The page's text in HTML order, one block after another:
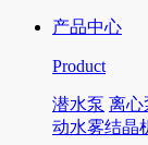
产品中心
Product
潜水泵 离心
动水雾结晶